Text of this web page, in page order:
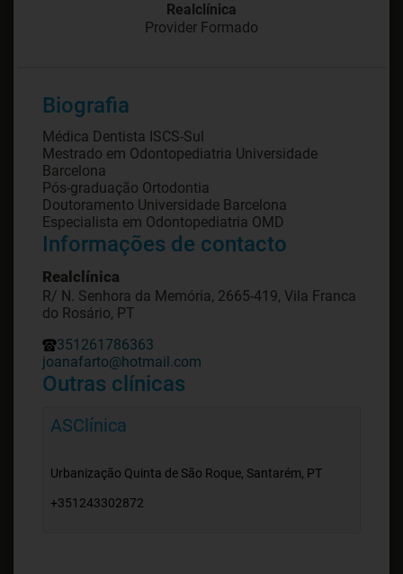
Realclínica
Provider Formado
Biografia
Médica Dentista ISCS-Sul
Mestrado em Odontopediatria Universidade
Barcelona
Pós-graduação Ortodontia
Doutoramento Universidade Barcelona
Especialista em Odontopediatria OMD
Informações de contacto
Realclínica
R/ N. Senhora da Memória, 2665-419, Vila Franca
do Rosário, PT
351261786363
joanafarto@hotmail.com
Outras clínicas
ASClínica
Urbanização Quinta de São Roque, Santarém, PT
+351243302872